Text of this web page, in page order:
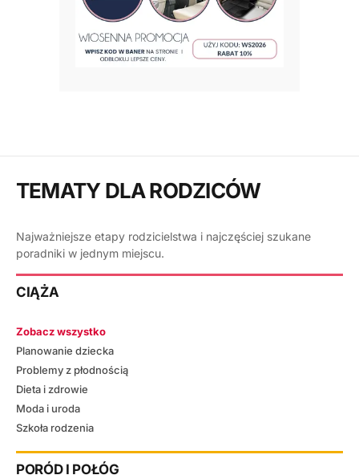
TEMATY DLA RODZICÓW
Najważniejsze etapy rodzicielstwa i najczęściej szukane
poradniki w jednym miejscu.
CIĄŻA
Zobacz wszystko
Planowanie dziecka
Problemy z płodnością
Dieta i zdrowie
Moda i uroda
Szkoła rodzenia
PORÓD I POŁÓG